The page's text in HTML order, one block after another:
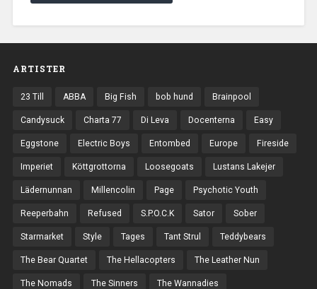
ARTISTER
23 Till ABBA Big Fish bob hund Brainpool
Candysuck Charta 77 Di Leva Docenterna Easy
Eggstone Electric Boys Entombed Europe Fireside
Imperiet Köttgrottorna Loosegoats Lustans Lakejer
Lädernunnan Millencolin Page Psychotic Youth
Reeperbahn Refused S.P.O.C.K Sator Sober
Starmarket Style Tages Tant Strul Teddybears
The Bear Quartet The Hellacopters The Leather Nun
The Nomads The Sinners The Wannadies